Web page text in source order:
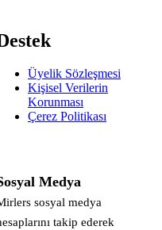
Üyelik Sözleşmesi
Kişisel Verilerin
Korunması
Çerez Politikası
Medya
sosyal medya
takip ederek